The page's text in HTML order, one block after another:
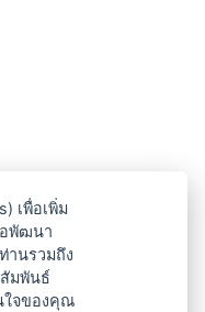
เพื่อเพิ่ม
อพัฒนา
านรวมถึง
มพันธ์
ใจของคุณ